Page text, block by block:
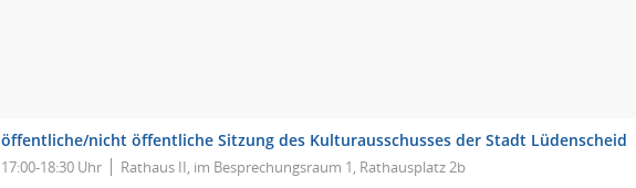
öffentliche/nicht öffentliche Sitzung des Kulturausschusses der Stadt Lüdenscheid
17:00-18:30 Uhr Rathaus II, im Besprechungsraum 1, Rathausplatz 2b